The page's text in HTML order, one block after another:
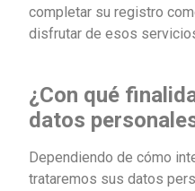
completar su registro
disfrutar de esos
¿Con qué
datos
Dependiendo de cómo
trataremos sus datos